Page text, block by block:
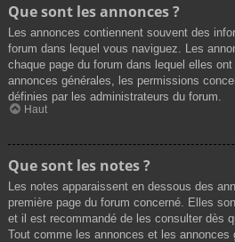
Que sont les annonces ?
Les annonces contiennent souvent des
forum dans lequel vous naviguez. Les
chaque page du forum dans lequel elles
annonces générales, les permissions
définies par les administrateurs du forum.
Haut
Que sont les notes ?
Les notes apparaissent en dessous des
première page du forum concerné. Elles
et il est recommandé de les consulter dès
Tout comme les annonces et les annonces